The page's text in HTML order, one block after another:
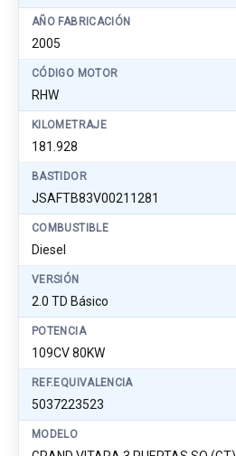
AÑO FABRICACIÓN
2005
CÓDIGO MOTOR
RHW
KILOMETRAJE
181.928
BASTIDOR
JSAFTB83V00211281
COMBUSTIBLE
Diesel
VERSIÓN
2.0 TD Básico
POTENCIA
109CV 80KW
REF.EQUIVALENCIA
5037223523
MODELO